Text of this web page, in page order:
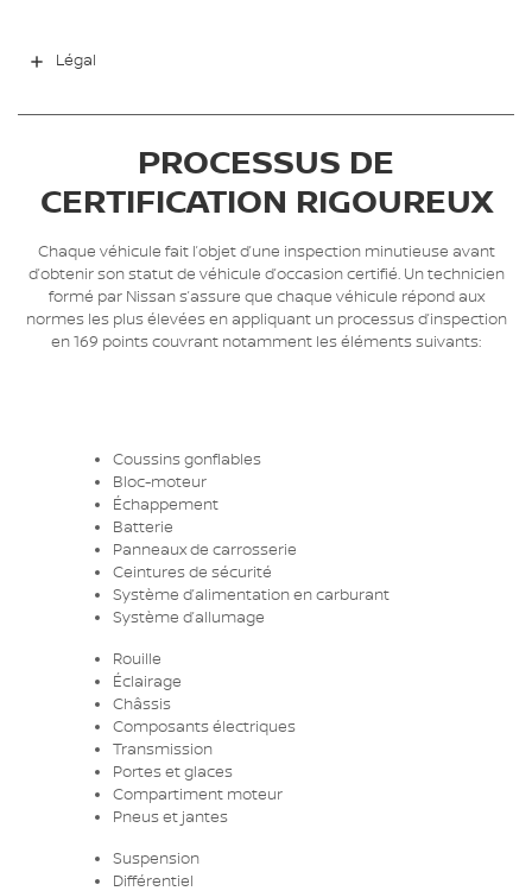
Légal
PROCESSUS DE
CERTIFICATION RIGOUREUX
Chaque véhicule fait l’objet d’une inspection minutieuse avant
d’obtenir son statut de véhicule d’occasion certifié. Un technicien
formé par Nissan s’assure que chaque véhicule répond aux
normes les plus élevées en appliquant un processus d’inspection
en 169 points couvrant notamment les éléments suivants:
Coussins gonflables
Bloc-moteur
Échappement
Batterie
Panneaux de carrosserie
Ceintures de sécurité
Système d’alimentation en carburant
Système d’allumage
Rouille
Éclairage
Châssis
Composants électriques
Transmission
Portes et glaces
Compartiment moteur
Pneus et jantes
Suspension
Différentiel